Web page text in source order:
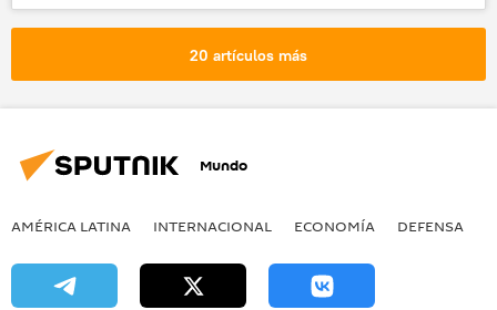
20 artículos más
Mundo
AMÉRICA LATINA INTERNACIONAL ECONOMÍA DEFENSA